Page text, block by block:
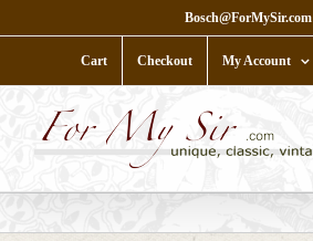
to
Bosch@ForMySir.com
Cart Checkout My Account